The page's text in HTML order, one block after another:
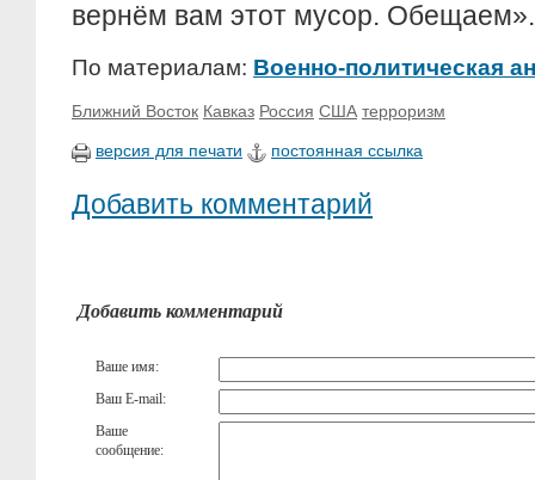
вернём вам этот мусор. Обещаем».
По материалам: Военно-политическая
Ближний Восток Кавказ Россия США терроризм
версия для печати постоянная ссылка
Добавить комментарий
Добавить комментарий
Ваше имя:
Ваш E-mail:
Ваше
сообщение: